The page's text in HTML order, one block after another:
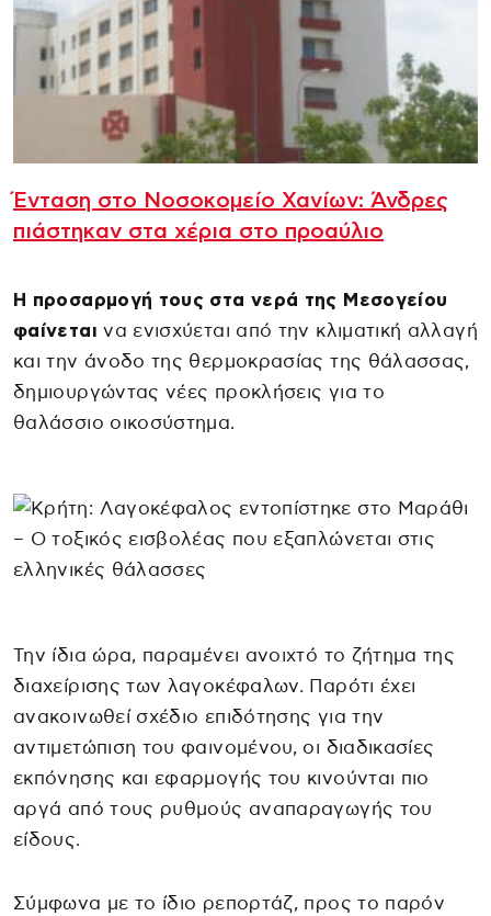
Ένταση στο Νοσοκομείο Χανίων: Άνδρες
πιάστηκαν στα χέρια στο προαύλιο
Η προσαρμογή τους στα νερά της Μεσογείου
φαίνεται να ενισχύεται από την κλιματική αλλαγή
και την άνοδο της θερμοκρασίας της θάλασσας,
δημιουργώντας νέες προκλήσεις για το
θαλάσσιο οικοσύστημα.
Την ίδια ώρα, παραμένει ανοιχτό το ζήτημα της
διαχείρισης των λαγοκέφαλων. Παρότι έχει
ανακοινωθεί σχέδιο επιδότησης για την
αντιμετώπιση του φαινομένου, οι διαδικασίες
εκπόνησης και εφαρμογής του κινούνται πιο
αργά από τους ρυθμούς αναπαραγωγής του
είδους.
Σύμφωνα με το ίδιο ρεπορτάζ, προς το παρόν